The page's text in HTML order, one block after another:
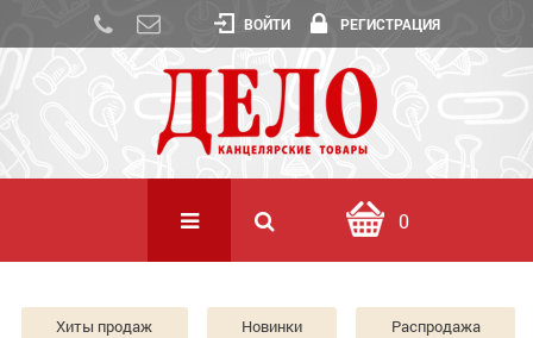
ВОЙТИ РЕГИСТРАЦИЯ
0
Хиты продаж Новинки Распродажа